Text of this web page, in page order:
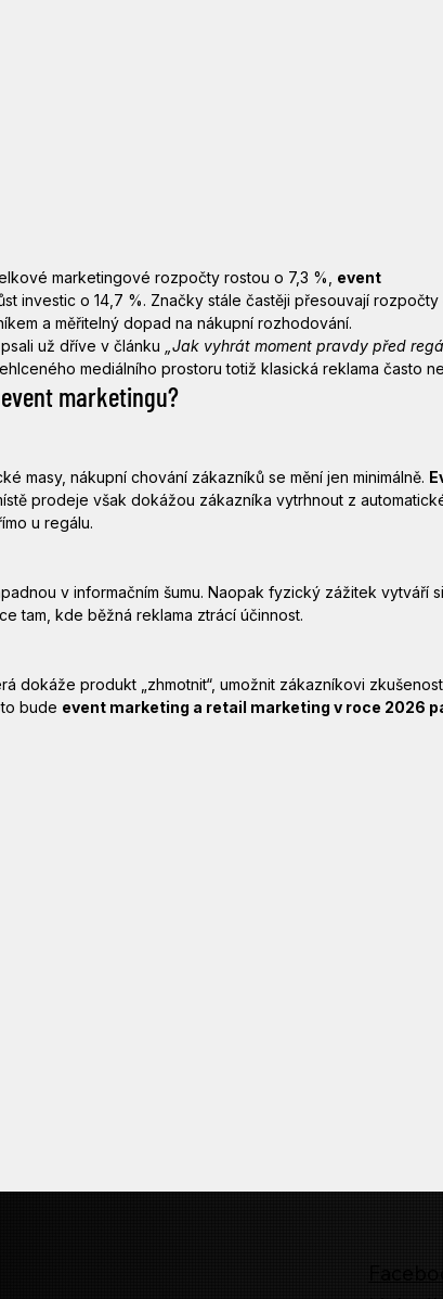
marketingové rozpočty rostou o 7,3 %, event
investic o 14,7 %. Značky stále častěji přesouvají
a měřitelný dopad na nákupní rozhodování.
už dříve v článku „Jak vyhrát moment pravdy před
mediálního prostoru totiž klasická reklama často
marketingu?
masy, nákupní chování zákazníků se mění jen minimálně.
prodeje však dokážou zákazníka vytrhnout z
u regálu.
v informačním šumu. Naopak fyzický zážitek vytváří
tam, kde běžná reklama ztrácí účinnost.
dokáže produkt „zhmotnit“, umožnit zákazníkovi
bude event marketing a retail marketing v roce 2026